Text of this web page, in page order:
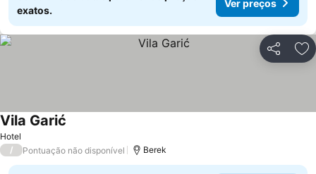
exatos.
Ver preços
Partilhar
Hotel
Vila Garić
/ Pontuação não disponível Berek